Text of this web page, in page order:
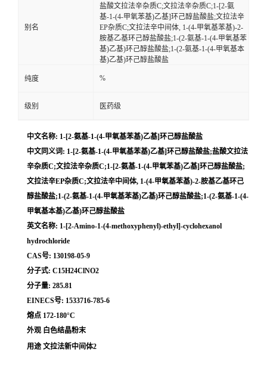
别名
盐酸文拉法辛杂质C;文拉法辛杂质C;1-[2-氨
基-1-(4-甲氧苯基)乙基]环己醇盐酸盐;文拉法辛
EP杂质C;文拉法辛中间体, 1-(4-甲氧基苯基)-2-
胺基乙基环己醇盐酸盐;1-(2-氨基-1-(4-甲氧基苯
基)乙基)环己醇盐酸盐;1-(2-氨基-1-(4-甲氧基本
基)乙基)环己醇盐酸盐
纯度 %
级别 医药级
中文名称: 1-[2-氨基-1-(4-甲氧基苯基)乙基]环己醇盐酸盐
中文同义词: 1-[2-氨基-1-(4-甲氧基苯基)乙基]环己醇盐酸盐;盐酸文拉法
辛杂质C;文拉法辛杂质C;1-[2-氨基-1-(4-甲氧苯基)乙基]环己醇盐酸盐;
文拉法辛EP杂质C;文拉法辛中间体, 1-(4-甲氧基苯基)-2-胺基乙基环己
醇盐酸盐;1-(2-氨基-1-(4-甲氧基苯基)乙基)环己醇盐酸盐;1-(2-氨基-1-(4-
甲氧基本基)乙基)环己醇盐酸盐
英文名称: 1-[2-Amino-1-(4-methoxyphenyl)-ethyl]-cyclohexanol
hydrochloride
CAS号: 130198-05-9
分子式: C15H24ClNO2
分子量: 285.81
EINECS号: 1533716-785-6
熔点 172-180°C
外观 白色结晶粉末
用途 文拉法新中间体2